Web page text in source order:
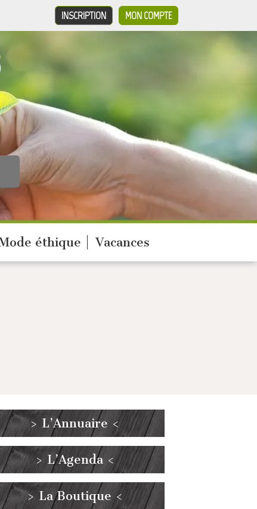
MON COMPTE
INSCRIPTION
éthique Vacances
> L’Annuaire <
> L’Agenda <
> La Boutique <